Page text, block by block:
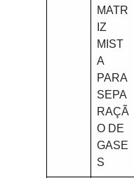
MATR
IZ
MIST
A
PARA
SEPA
RAÇÃ
O DE
GASE
S